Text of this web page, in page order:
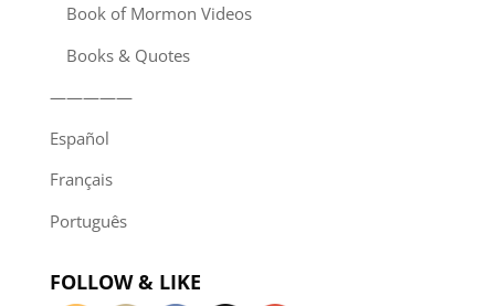
Book of Mormon Videos
Books & Quotes
—————
Español
Français
Português
FOLLOW & LIKE